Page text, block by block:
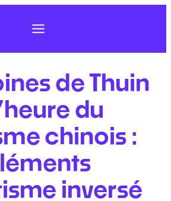
de Thuin
du
chinois :
inversé